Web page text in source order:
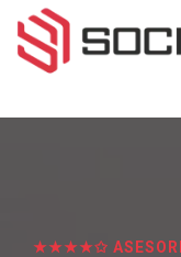
★★★★✩